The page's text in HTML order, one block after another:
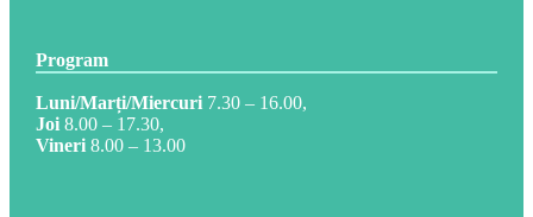
Program
Luni/Marți/Miercuri7.30 – 16.00,
Joi8.00 – 17.30,
Vineri8.00 – 13.00